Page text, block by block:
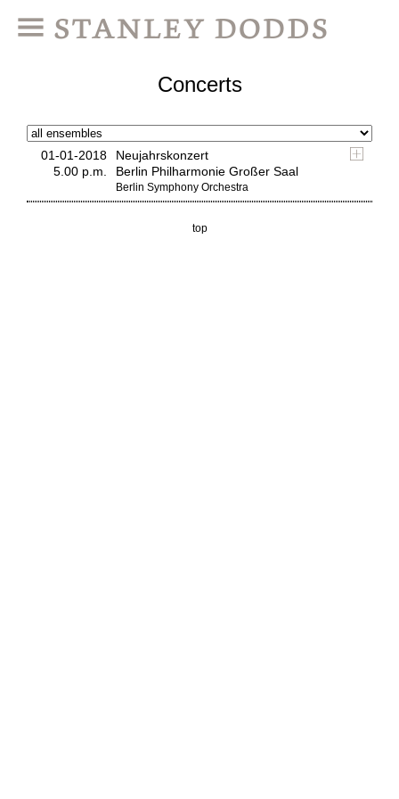
Concerts
01-01-2018
5.00 p.m.
Neujahrskonzert
Berlin Philharmonie Großer Saal
Berlin Symphony Orchestra
top